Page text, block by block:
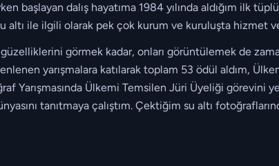
başlayan dalış hayatıma 1984 yılında aldığım ilk
altı ile ilgili olarak pek çok kurum ve kuruluşta hizmet
görmek kadar, onları görüntülemek de
yarışmalara katılarak toplam 53 ödül aldım,
Yarışmasında Ülkemi Temsilen Jüri Üyeliği görevini
tanıtmaya çalıştım. Çektiğim su altı